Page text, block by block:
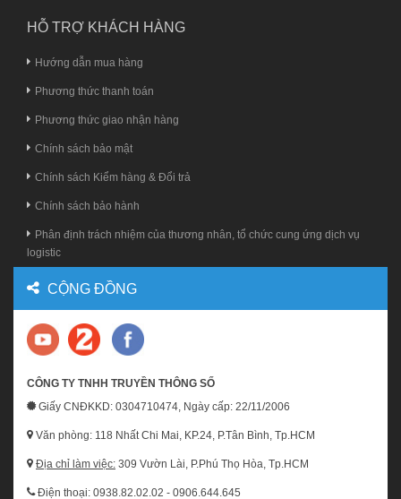
HỖ TRỢ KHÁCH HÀNG
Hướng dẫn mua hàng
Phương thức thanh toán
Phương thức giao nhận hàng
Chính sách bảo mật
Chính sách Kiểm hàng & Đổi trả
Chính sách bảo hành
Phân định trách nhiệm của thương nhân, tổ chức cung ứng dịch vụ
logistic
CỘNG ĐỒNG
CÔNG TY TNHH TRUYỀN THÔNG SỐ
Giấy CNĐKKD: 0304710474, Ngày cấp: 22/11/2006
Văn phòng: 118 Nhất Chi Mai, KP.24, P.Tân Bình, Tp.HCM
Địa chỉ làm việc: 309 Vườn Lài, P.Phú Thọ Hòa, Tp.HCM
Điện thoại: 0938.82.02.02 - 0906.644.645